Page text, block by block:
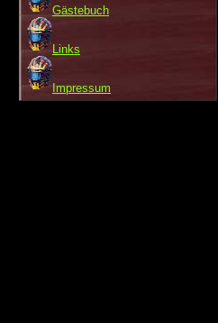
Gästebuch
Links
Impressum